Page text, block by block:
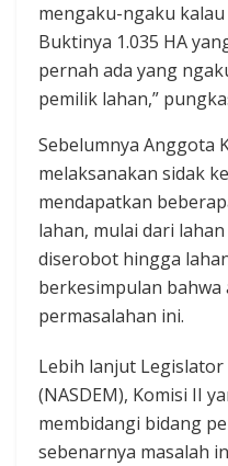
mengaku-ngaku
Buktinya 1.035 HA
pernah ada yang
pemilik lahan,”
Sebelumnya Anggota
melaksanakan sidak
mendapatkan
lahan, mulai dari
diserobot hingga
berkesimpulan
permasalahan ini.
Lebih lanjut
(NASDEM), Komisi II
membidangi bidang
sebenarnya masalah